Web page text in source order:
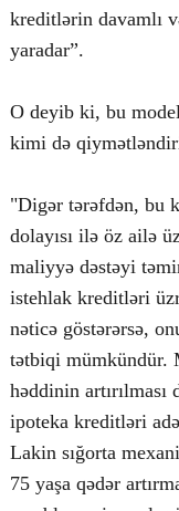
kreditlərin davamlı
yaradar”.
O deyib ki, bu
kimi də
"Digər tərəfdən, bu
dolayısı ilə öz ailə
maliyyə dəstəyi
istehlak kreditləri
nəticə göstərərsə,
tətbiqi mümkündür.
həddinin
ipoteka kreditləri
Lakin sığorta
75 yaşa qədər